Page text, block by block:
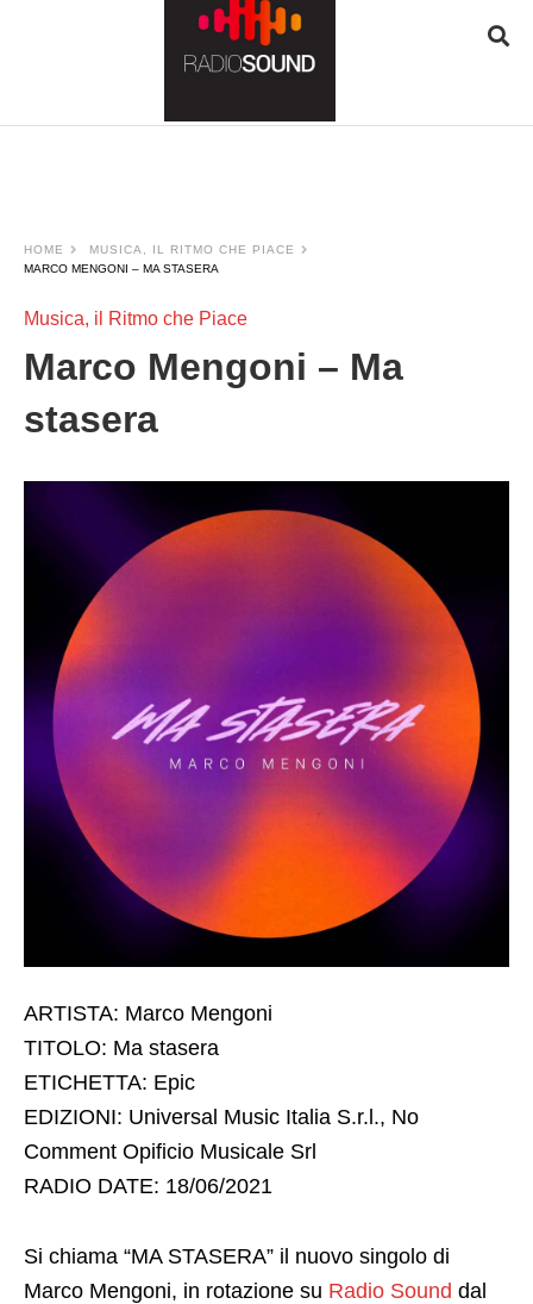
powered
WordPress
Webdesign
Dexheim
and
FULL
SERVICE
AGENTUR
HOME
MUSICA, IL RITMO CHE PIACE
MARCO MENGONI – MA STASERA
Musica, il Ritmo che Piace
Marco Mengoni – Ma
stasera
ARTISTA: Marco Mengoni
TITOLO: Ma stasera
ETICHETTA: Epic
EDIZIONI: Universal Music Italia S.r.l., No
Comment Opificio Musicale Srl
RADIO DATE: 18/06/2021
Si chiama “MA STASERA” il nuovo singolo di
Marco Mengoni, in rotazione su Radio Sound dal